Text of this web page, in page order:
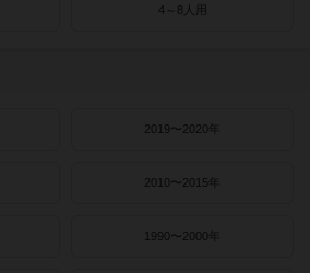
4～8人用
2019〜2020年
2010〜2015年
1990〜2000年